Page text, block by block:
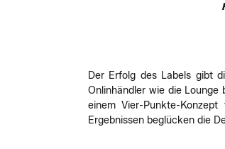
Der Erfolg des Labels gibt
Onlinhändler wie die
einem Vier-Punkte-
Ergebnissen beglücken die